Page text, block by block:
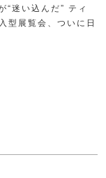
“迷い込んだ” ティ
型展覧会、ついに日